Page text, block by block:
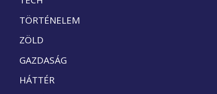
TÖRTÉNELEM
ZÖLD
GAZDASÁG
HÁTTÉR